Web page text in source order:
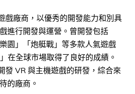
戲廠商，以優秀的開發能力和別具
進行開發與運營。曾開發包括
園」「炮艇戰」等多款人氣遊戲
在全球市場取得了良好的成績。
發 VR 與主機遊戲的研發，綜合來
的廠商。